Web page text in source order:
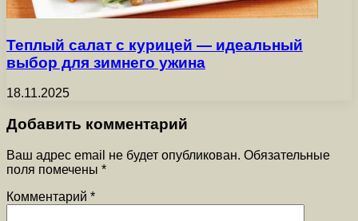
Теплый салат с курицей — идеальный
выбор для зимнего ужина
18.11.2025
Добавить комментарий
Ваш адрес email не будет опубликован. Обязательные
поля помечены *
Комментарий *